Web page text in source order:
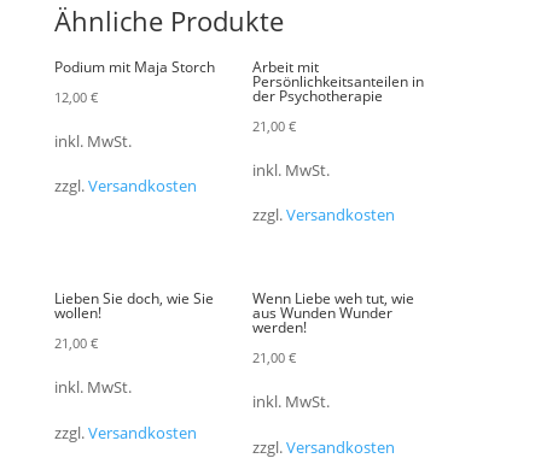
Ähnliche Produkte
Podium mit Maja Storch
12,00 €
inkl. MwSt.
zzgl.Versandkosten
Arbeit mit
Persönlichkeitsanteilen in
der Psychotherapie
21,00 €
inkl. MwSt.
zzgl.Versandkosten
Lieben Sie doch, wie Sie
wollen!
21,00 €
inkl. MwSt.
zzgl.Versandkosten
Wenn Liebe weh tut, wie
aus Wunden Wunder
werden!
21,00 €
inkl. MwSt.
zzgl.Versandkosten